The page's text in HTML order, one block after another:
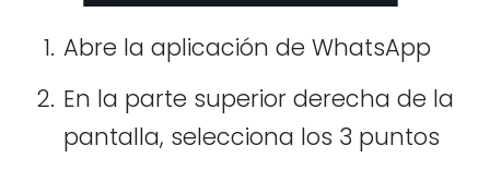
Abre la aplicación de WhatsApp
En la parte superior derecha de la
pantalla, selecciona los 3 puntos